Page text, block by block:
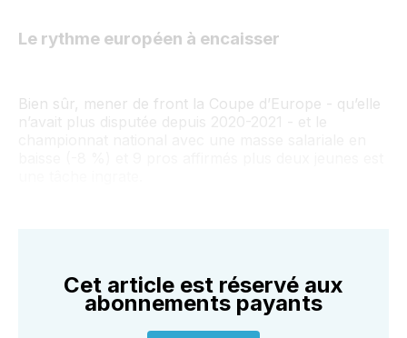
Le rythme européen à encaisser
Bien sûr, mener de front la Coupe d’Europe - qu’elle
Cet article est réservé aux
abonnements payants